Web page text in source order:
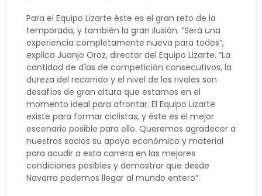
Para el Equipo Lizarte éste es el gran reto de la
temporada, y también la gran ilusión. “Será una
experiencia completamente nueva para todos”,
explica Juanjo Oroz, director del Equipo Lizarte. “La
cantidad de días de competición consecutivos, la
dureza del recorrido y el nivel de los rivales son
desafíos de gran altura que estamos en el
momento ideal para afrontar. El Equipo Lizarte
existe para formar ciclistas, y éste es el mejor
escenario posible para ello. Queremos agradecer a
nuestros socios su apoyo económico y material
para acudir a esta carrera en las mejores
condiciones posibles y demostrar que desde
Navarra podemos llegar al mundo entero”.